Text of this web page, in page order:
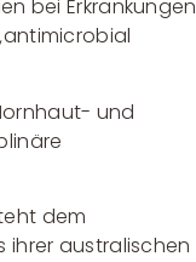
bei Erkrankungen
und
dem
ihrer australischen